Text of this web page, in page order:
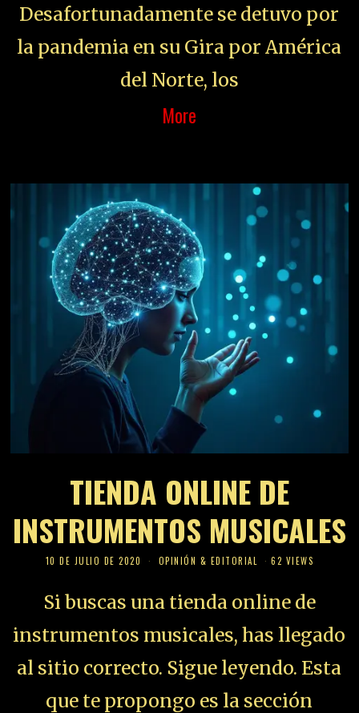
Desafortunadamente se detuvo por
la pandemia en su Gira por América
del Norte, los
More
TIENDA ONLINE DE
INSTRUMENTOS MUSICALES
10 DE JULIO DE 2020 OPINIÓN & EDITORIAL 62 VIEWS
Si buscas una tienda online de
instrumentos musicales, has llegado
al sitio correcto. Sigue leyendo. Esta
que te propongo es la sección